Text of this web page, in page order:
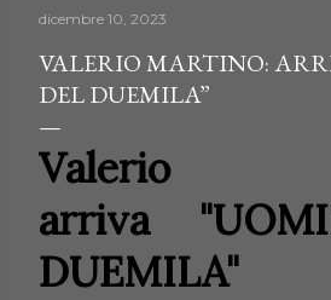
dicembre 10, 2023
VALERIO MARTINO:
DEL DUEMILA”
Valerio
arriva
DUEMILA"